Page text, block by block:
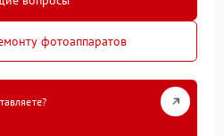
фотоаппаратов